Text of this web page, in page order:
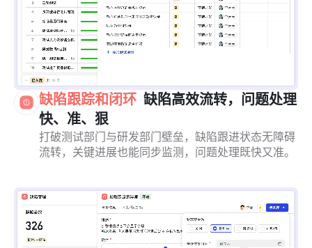
缺陷跟踪和闭环 缺陷高效流转，问题处理
快、准、狠
打破测试部门与研发部门壁垒，缺陷跟进状态无障碍
流转，关键进展也能同步监测，问题处理既快又准。